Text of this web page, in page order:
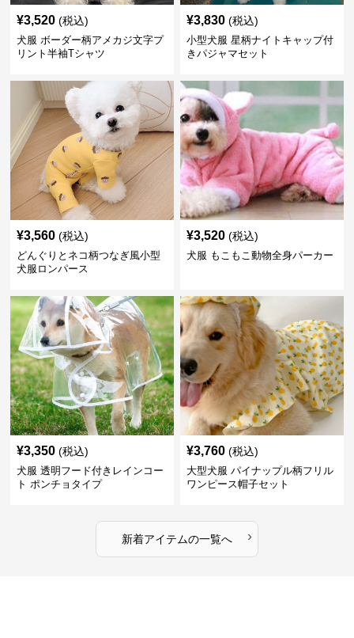
¥3,520 (税込)
犬服 ボーダー柄アメカジ文字プ
リント半袖Tシャツ
¥3,830 (税込)
小型犬服 星柄ナイトキャップ付
きパジャマセット
¥3,560 (税込)
どんぐりとネコ柄つなぎ風小型
犬服ロンパース
¥3,520 (税込)
犬服 もこもこ動物全身パーカー
¥3,350 (税込)
犬服 透明フード付きレインコー
ト ポンチョタイプ
¥3,760 (税込)
大型犬服 パイナップル柄フリル
ワンピース帽子セット
新着アイテムの一覧へ ›